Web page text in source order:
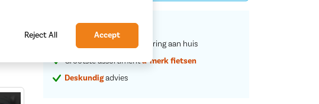
Vastescherpeprijzen
Service en rijklare
aflevering aan huis
Grootste assortimenta-merk fietsen
Deskundigadvies
Reject All Accept